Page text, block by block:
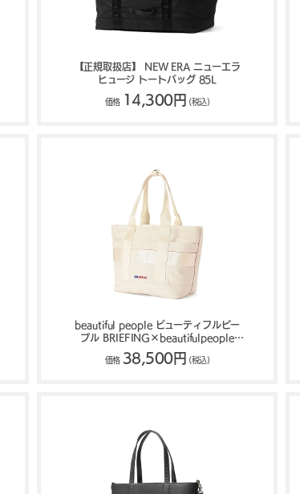
【正規取扱店】 NEW ERA ニューエラ
ヒュージ トートバッグ 85L
価格 14,300円 (税込)
beautiful people ビューティフルピー
プル BRIEFING×beautifulpeople
BRIEFING トートバッグ CANVAS
DISCRETE TOTE 1646611999
価格 38,500円 (税込)